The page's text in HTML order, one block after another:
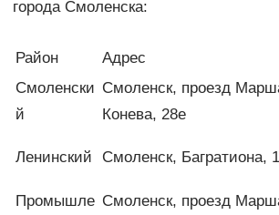
города Смоленска:
Район Адрес
Смоленски
й
Смоленск, проезд
Конева, 28е
Ленинский Смоленск, Багратиона,
Промышле Смоленск, проезд